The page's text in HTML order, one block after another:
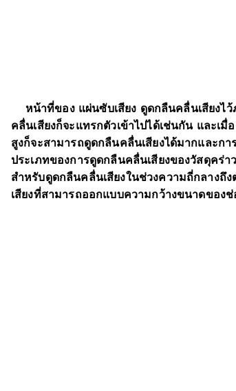
หน้าที่ของ แผ่นซับเสียง ดูดกลืนคลื่นเสียงไ
คลื่นเสียงก็จะแทรกตัวเข้าไปได้เช่นกัน และเ
สูงก็จะสามารถดูดกลืนคลื่นเสียงได้มากและก
ประเภทของการดูดกลืนคลื่นเสียงของวัสดุคร่
สำหรับดูดกลืนคลื่นเสียงในช่วงความถี่กลาง
เสียงที่สามารถออกแบบความกว้างขนาดของ